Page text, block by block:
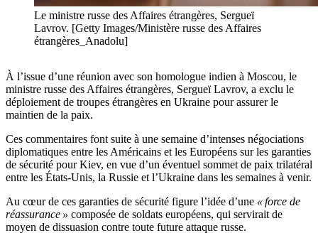
Le ministre russe des Affaires étrangères, Sergueï
Lavrov. [Getty Images/Ministère russe des Affaires
étrangères_Anadolu]
À l’issue d’une réunion avec son homologue indien à Moscou, le
ministre russe des Affaires étrangères, Sergueï Lavrov, a exclu le
déploiement de troupes étrangères en Ukraine pour assurer le
maintien de la paix.
Ces commentaires font suite à une semaine d’intenses négociations
diplomatiques entre les Américains et les Européens sur les garanties
de sécurité pour Kiev, en vue d’un éventuel sommet de paix trilatéral
entre les États-Unis, la Russie et l’Ukraine dans les semaines à venir.
Au cœur de ces garanties de sécurité figure l’idée d’une « force de
réassurance » composée de soldats européens, qui servirait de
moyen de dissuasion contre toute future attaque russe.